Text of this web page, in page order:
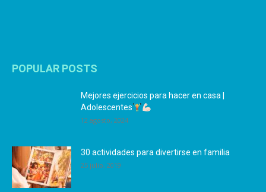
POPULAR POSTS
Mejores ejercicios para hacer en casa |
Adolescentes
12 agosto, 2024
30 actividades para divertirse en familia
25 julio, 2019